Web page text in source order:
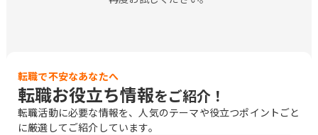
転職で不安なあなたへ
転職お役立ち情報をご紹介！
転職活動に必要な情報を、人気のテーマや役立つポイントごと
に厳選してご紹介しています。